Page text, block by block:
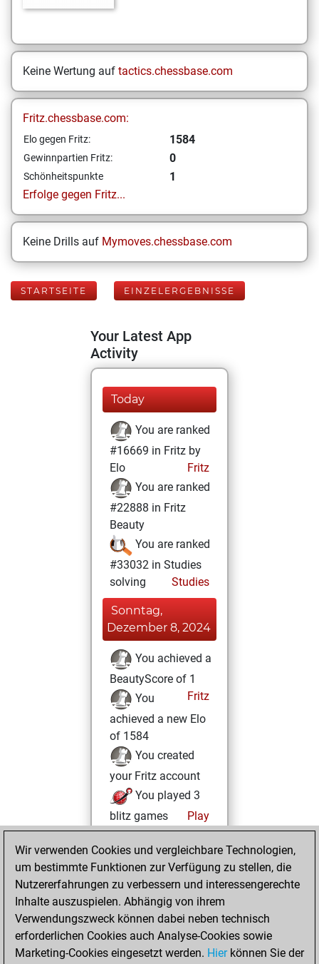
Keine Wertung auf tactics.chessbase.com
Fritz.chessbase.com:
Elo gegen Fritz: 1584
Gewinnpartien Fritz: 0
Schönheitspunkte
1
Erfolge gegen Fritz...
Keine Drills auf Mymoves.chessbase.com
STARTSEITE EINZELERGEBNISSE
Your Latest App
Activity
Today
You are ranked
#16669 in Fritz by
Elo
Fritz
You are ranked
#22888 in Fritz
Beauty
You are ranked
#33032 in Studies
solving
Studies
Sonntag,
Dezember 8, 2024
You achieved a
BeautyScore of 1
Fritz
You
achieved a new Elo
of 1584
You created
your Fritz account
You played 3
blitz games
Play
You scored +1
=1 -1 in blitz
You created
your Studies account
Studies
Sonntag,
Juni 12, 2022
Wir verwenden Cookies und vergleichbare Technologien,
um bestimmte Funktionen zur Verfügung zu stellen, die
Nutzererfahrungen zu verbessern und interessengerechte
Inhalte auszuspielen. Abhängig von ihrem
Verwendungszweck können dabei neben technisch
erforderlichen Cookies auch Analyse-Cookies sowie
Marketing-Cookies eingesetzt werden. Hierkönnen Sie der